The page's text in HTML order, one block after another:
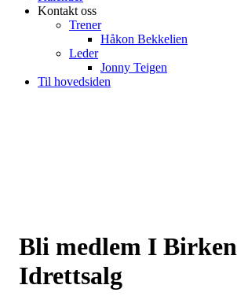
Kontakt oss
Trener
Håkon Bekkelien
Leder
Jonny Teigen
Til hovedsiden
Bli medlem I
Idrettsalg